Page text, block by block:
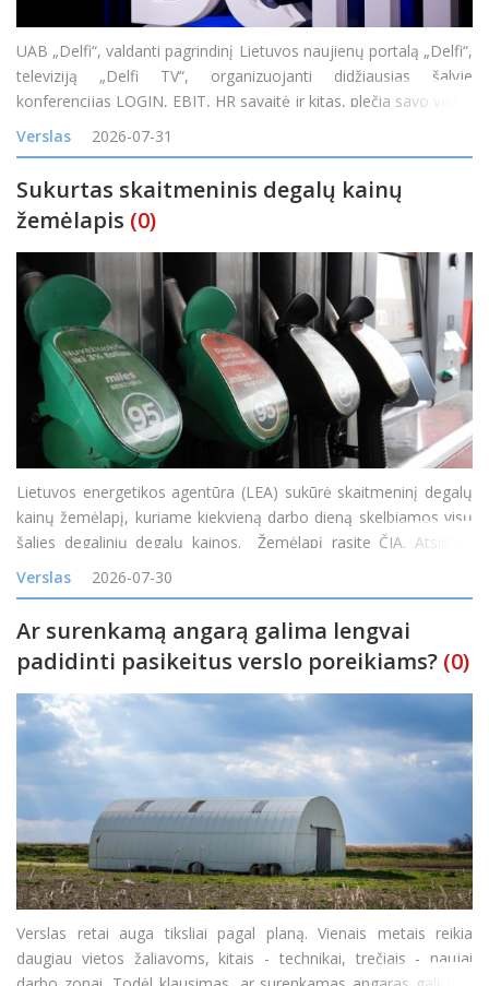
UAB „Delfi“, valdanti pagrindinį Lietuvos naujienų portalą „Delfi“,
televiziją „Delfi TV“, organizuojanti didžiausias šalyje
konferencijas LOGIN, EBIT, HR savaitė ir kitas, plečia savo veiklą
įsigijusi vieną didžiausių skaitmeninės reklamos tinklų Baltijos
Verslas 2026-07-31
Sukurtas skaitmeninis degalų kainų
žemėlapis (0)
Lietuvos energetikos agentūra (LEA) sukūrė skaitmeninį degalų
kainų žemėlapį, kuriame kiekvieną darbo dieną skelbiamos visų
šalies degalinių degalų kainos. Žemėlapį rasite ČIA. Atsidarę
žemėlapį gyventojai nuo šiol galės patys palyginti kainas
skirtingose degalinėse ir rasti pi
Verslas 2026-07-30
Ar surenkamą angarą galima lengvai
padidinti pasikeitus verslo poreikiams? (0)
Verslas retai auga tiksliai pagal planą. Vienais metais reikia
daugiau vietos žaliavoms, kitais - technikai, trečiais - naujai